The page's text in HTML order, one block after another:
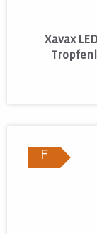
Xavax
F